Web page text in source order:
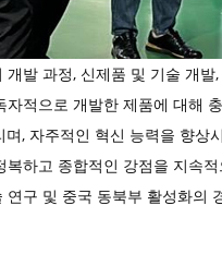
발 과정, 신제품 및 기술 개
적으로 개발한 제품에 대해
, 자주적인 혁신 능력을 향
하고 종합적인 강점을 지속
구 및 중국 동북부 활성화의